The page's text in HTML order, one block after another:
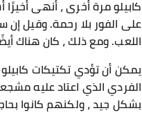
على الفور بلا رحمة. وقيل إن
اللعب. ومع ذلك ، كان هناك
يمكن أن تؤدي تكتيكات كابيلو
الفردي الذي اعتاد عليه
بشكل جيد ، ولكنهم كانوا